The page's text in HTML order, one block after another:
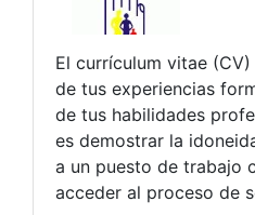
El currículum vitae
de tus experiencias
de tus habilidades
es demostrar la
a un puesto de trabajo
acceder al proceso de